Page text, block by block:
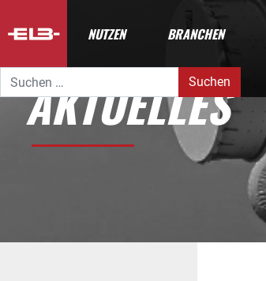
NUTZEN BRANCHEN
Suche nach:
AKTUELLES